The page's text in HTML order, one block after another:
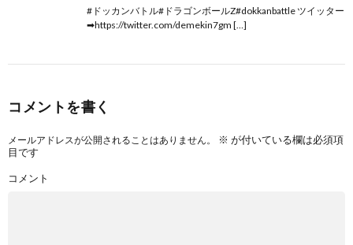
#ドッカンバトル#ドラゴンボールZ#dokkanbattle ツイッター
➡https://twitter.com/demekin7gm […]
コメントを書く
メールアドレスが公開されることはありません。 ※ が付いている欄は必須項
目です
コメント